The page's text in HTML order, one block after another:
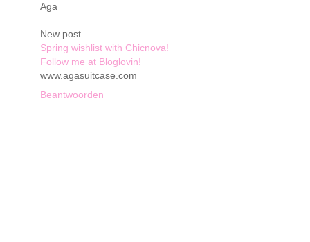
Aga
New post
Spring wishlist with Chicnova!
Follow me at Bloglovin!
www.agasuitcase.com
Beantwoorden